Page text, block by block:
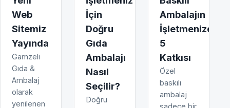
Web
Sitemiz
Yayında
Gamzeli
Gıda &
Ambalaj
olarak
yenilenen
İçin
Doğru
Gıda
Ambalajı
Nasıl
Seçilir?
Doğru
Ambalajın
İşletmenize
5
Katkısı
Özel
baskılı
ambalaj
sadece bir